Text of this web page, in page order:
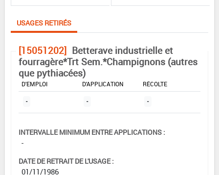
USAGES RETIRÉS
[15051202] Betterave industrielle et
fourragère*Trt Sem.*Champignons (autres
que pythiacées)
DOSE MAX
D'EMPLOI
NOMBRE MAX
D'APPLICATION
RÉCOLTE
- - -
INTERVALLE MINIMUM ENTRE APPLICATIONS :
-
DATE DE RETRAIT DE L'USAGE :
01/11/1986